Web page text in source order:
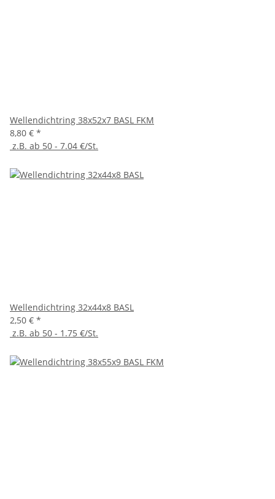
Wellendichtring 38x52x7 BASL FKM
8,80 € *
z.B. ab 50 - 7.04 €/St.
Wellendichtring 32x44x8 BASL
2,50 € *
z.B. ab 50 - 1.75 €/St.